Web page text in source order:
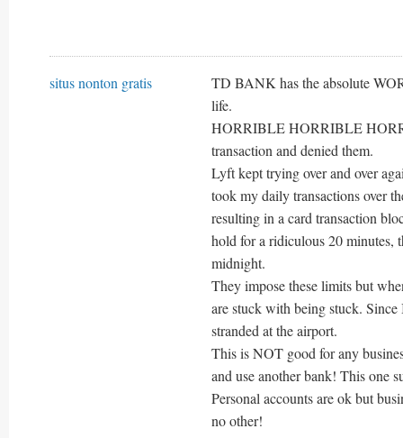
situs nonton gratis
TD BANK has the absolute
life.
HORRIBLE HORRIBLE
transaction and denied them.
Lyft kept trying over and over
took my daily transactions over
resulting in a card transaction
hold for a ridiculous 20 minutes,
midnight.
They impose these limits but
are stuck with being stuck. Since
stranded at the airport.
This is NOT good for any
and use another bank! This one
Personal accounts are ok but
no other!